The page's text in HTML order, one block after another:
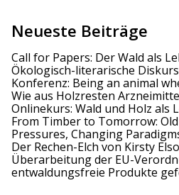
Neueste Beiträge
Call for Papers: Der Wald als
Ökologisch-literarische
Konferenz: Being an animal
Wie aus Holzresten
Onlinekurs: Wald und Holz als
From Timber to Tomorrow:
Pressures, Changing
Der Rechen-Elch von Kirsty
Überarbeitung der EU-
entwaldungsfreie Produkte